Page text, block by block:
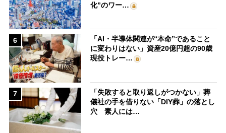
化”のワー…
6
「AI・半導体関連が“本命”であること
に変わりはない」資産20億円超の90歳
現役トレー…
7
「失敗すると取り返しがつかない」葬
儀社の手を借りない「DIY葬」の落とし
穴 素人には…